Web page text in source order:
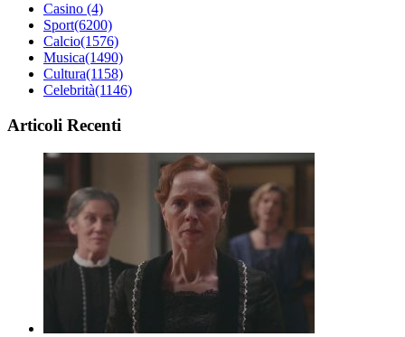
Casino (4)
Sport(6200)
Calcio(1576)
Musica(1490)
Cultura(1158)
Celebrità(1146)
Articoli Recenti